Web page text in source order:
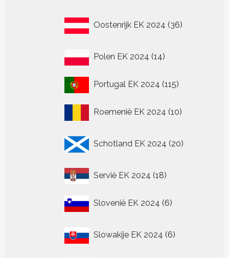
Oostenrijk EK 2024 36
producten
Polen EK 2024 1414
Portugal EK 2024 115115
Roemenië EK 2024 1010
Schotland EK 2024 20
producten
Servië EK 2024 1818
Slovenië EK 2024 66
Slowakije EK 2024 6
producten